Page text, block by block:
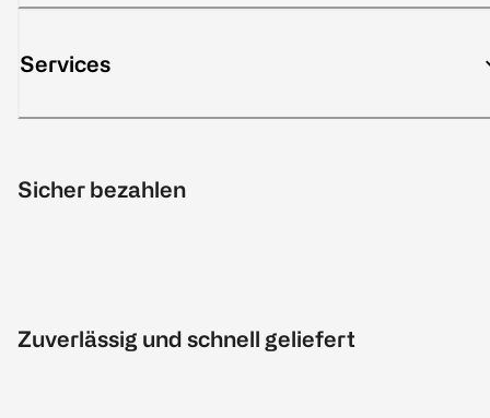
Services
Sicher bezahlen
Zuverlässig und schnell geliefert